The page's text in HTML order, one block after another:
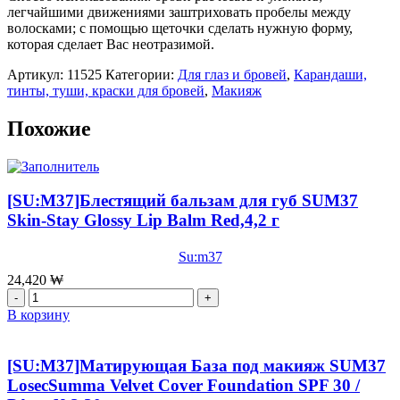
легчайшими движениями заштриховать пробелы между
волосками; с помощью щеточки сделать нужную форму,
которая сделает Вас неотразимой.
Артикул: 11525 Категории: Для глаз и бровей, Карандаши,
тинты, туши, краски для бровей, Макияж
Похожие
[SU:M37]Блестящий бальзам для губ SUM37
Skin-Stay Glossy Lip Balm Red,4,2 г
Su:m37
24,420 ₩
Количество
товара
[SU:M37]Блестящий
для
губ
SUM37
В корзину
[SU:M37]Матирующая База под макияж SUM37
LosecSumma Velvet Cover Foundation SPF 30 /